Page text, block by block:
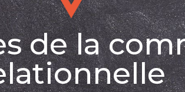
de la